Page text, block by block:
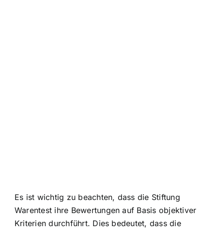
Es ist wichtig zu beachten, dass die Stiftung
Warentest ihre Bewertungen auf Basis objektiver
Kriterien durchführt. Dies bedeutet, dass die